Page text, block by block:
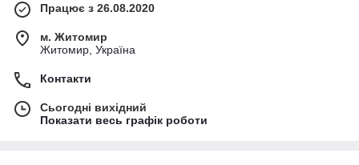
Працює з 26.08.2020
м. Житомир
Житомир, Україна
Контакти
Сьогодні вихідний
Показати весь графік роботи